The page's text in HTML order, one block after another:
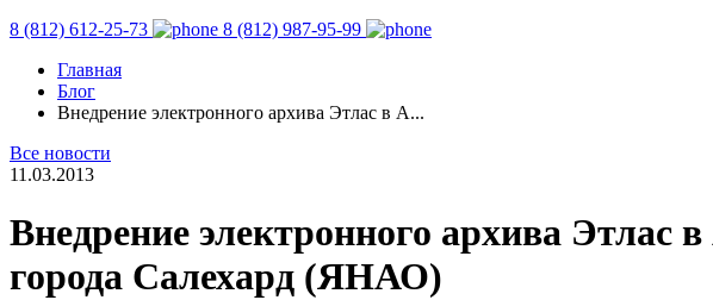
8 (812) 612-25-73
8 (812) 987-95-99
Главная
Блог
Внедрение электронного архива Этлас в А...
Все новости
11.03.2013
Внедрение электронного архива Этлас
города Салехард (ЯНАО)